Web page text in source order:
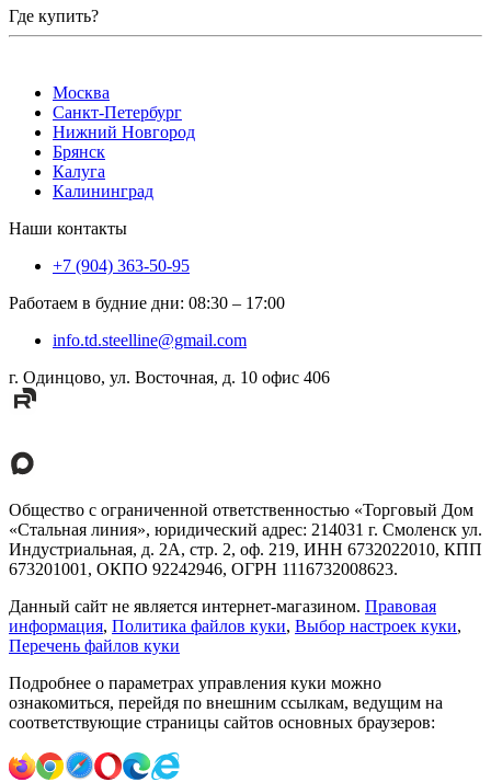
Где купить?
Москва
Санкт-Петербург
Нижний Новгород
Брянск
Калуга
Калининград
Наши контакты
+7 (904) 363-50-95
Работаем в будние дни: 08:30 – 17:00
info.td.steelline@gmail.com
г. Одинцово, ул. Восточная, д. 10 офис 406
Общество с ограниченной ответственностью «Торговый Дом
«Стальная линия», юридический адрес: 214031 г. Смоленск ул.
Индустриальная, д. 2А, стр. 2, оф. 219, ИНН 6732022010, КПП
673201001, ОКПО 92242946, ОГРН 1116732008623.
Данный сайт не является интернет-магазином. Правовая
информация, Политика файлов куки, Выбор настроек куки,
Перечень файлов куки
Подробнее о параметрах управления куки можно
ознакомиться, перейдя по внешним ссылкам, ведущим на
соответствующие страницы сайтов основных браузеров: